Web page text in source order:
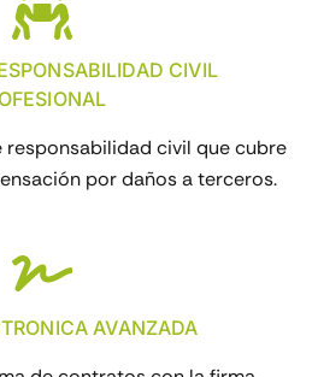
CIVIL
responsabilidad civil que cubre
por daños a terceros.
AVANZADA